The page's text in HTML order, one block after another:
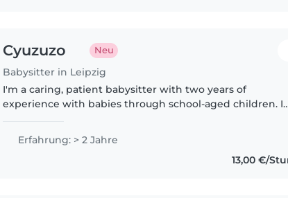
Cyuzuzo Neu
Babysitter in Leipzig
I'm a caring, patient babysitter with two years of
experience with babies through school-aged children. I
Erfahrung: > 2 Jahre
13,00 €/